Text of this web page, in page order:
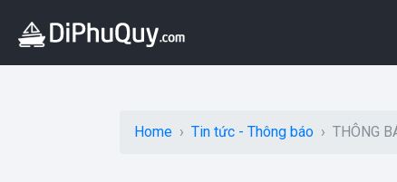
Home Tin tức - Thông báo THÔNG